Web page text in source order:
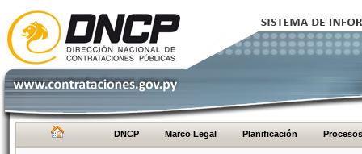
DNCP Marco Legal Planificación Procesos